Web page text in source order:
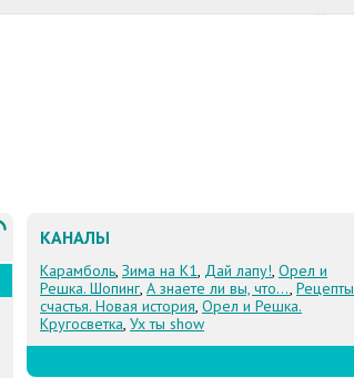
КАНАЛЫ
Карамболь, Зима на К1, Дай лапу!, Орел и
Решка. Шопинг, А знаете ли вы, что..., Рецепты
счастья. Новая история, Орел и Решка.
Кругосветка, Ух ты show